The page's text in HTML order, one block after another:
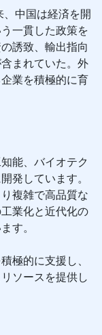
中国は経済を開
一貫した政策を
誘致、輸出指向
まれていた。外
業を積極的に育
能、バイオテク
発しています。
複雑で高品質な
業化と近代化の
す。
極的に支援し、
ソースを提供し